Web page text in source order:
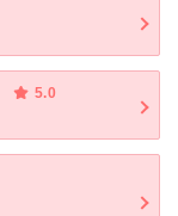
5.0